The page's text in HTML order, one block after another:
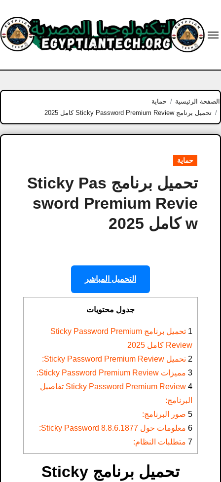
content
الصفحة الرئيسية
حماية
تحميل برنامج Sticky Password Premium Review كامل 2025
حماية
تحميل برنامج Sticky Pas
sword Premium Revie
w كامل 2025
التحميل المباشر
جدول محتويات
1
تحميل برنامج Sticky Password Premium
Review كامل 2025
2 تحميل Sticky Password Premium Review:
3 مميزات Sticky Password Premium Review:
4
Sticky Password Premium Review تفاصيل
البرنامج:
5 صور البرنامج:
6 معلومات حول Sticky Password 8.8.6.1877:
7 متطلبات النظام:
تحميل برنامج Sticky